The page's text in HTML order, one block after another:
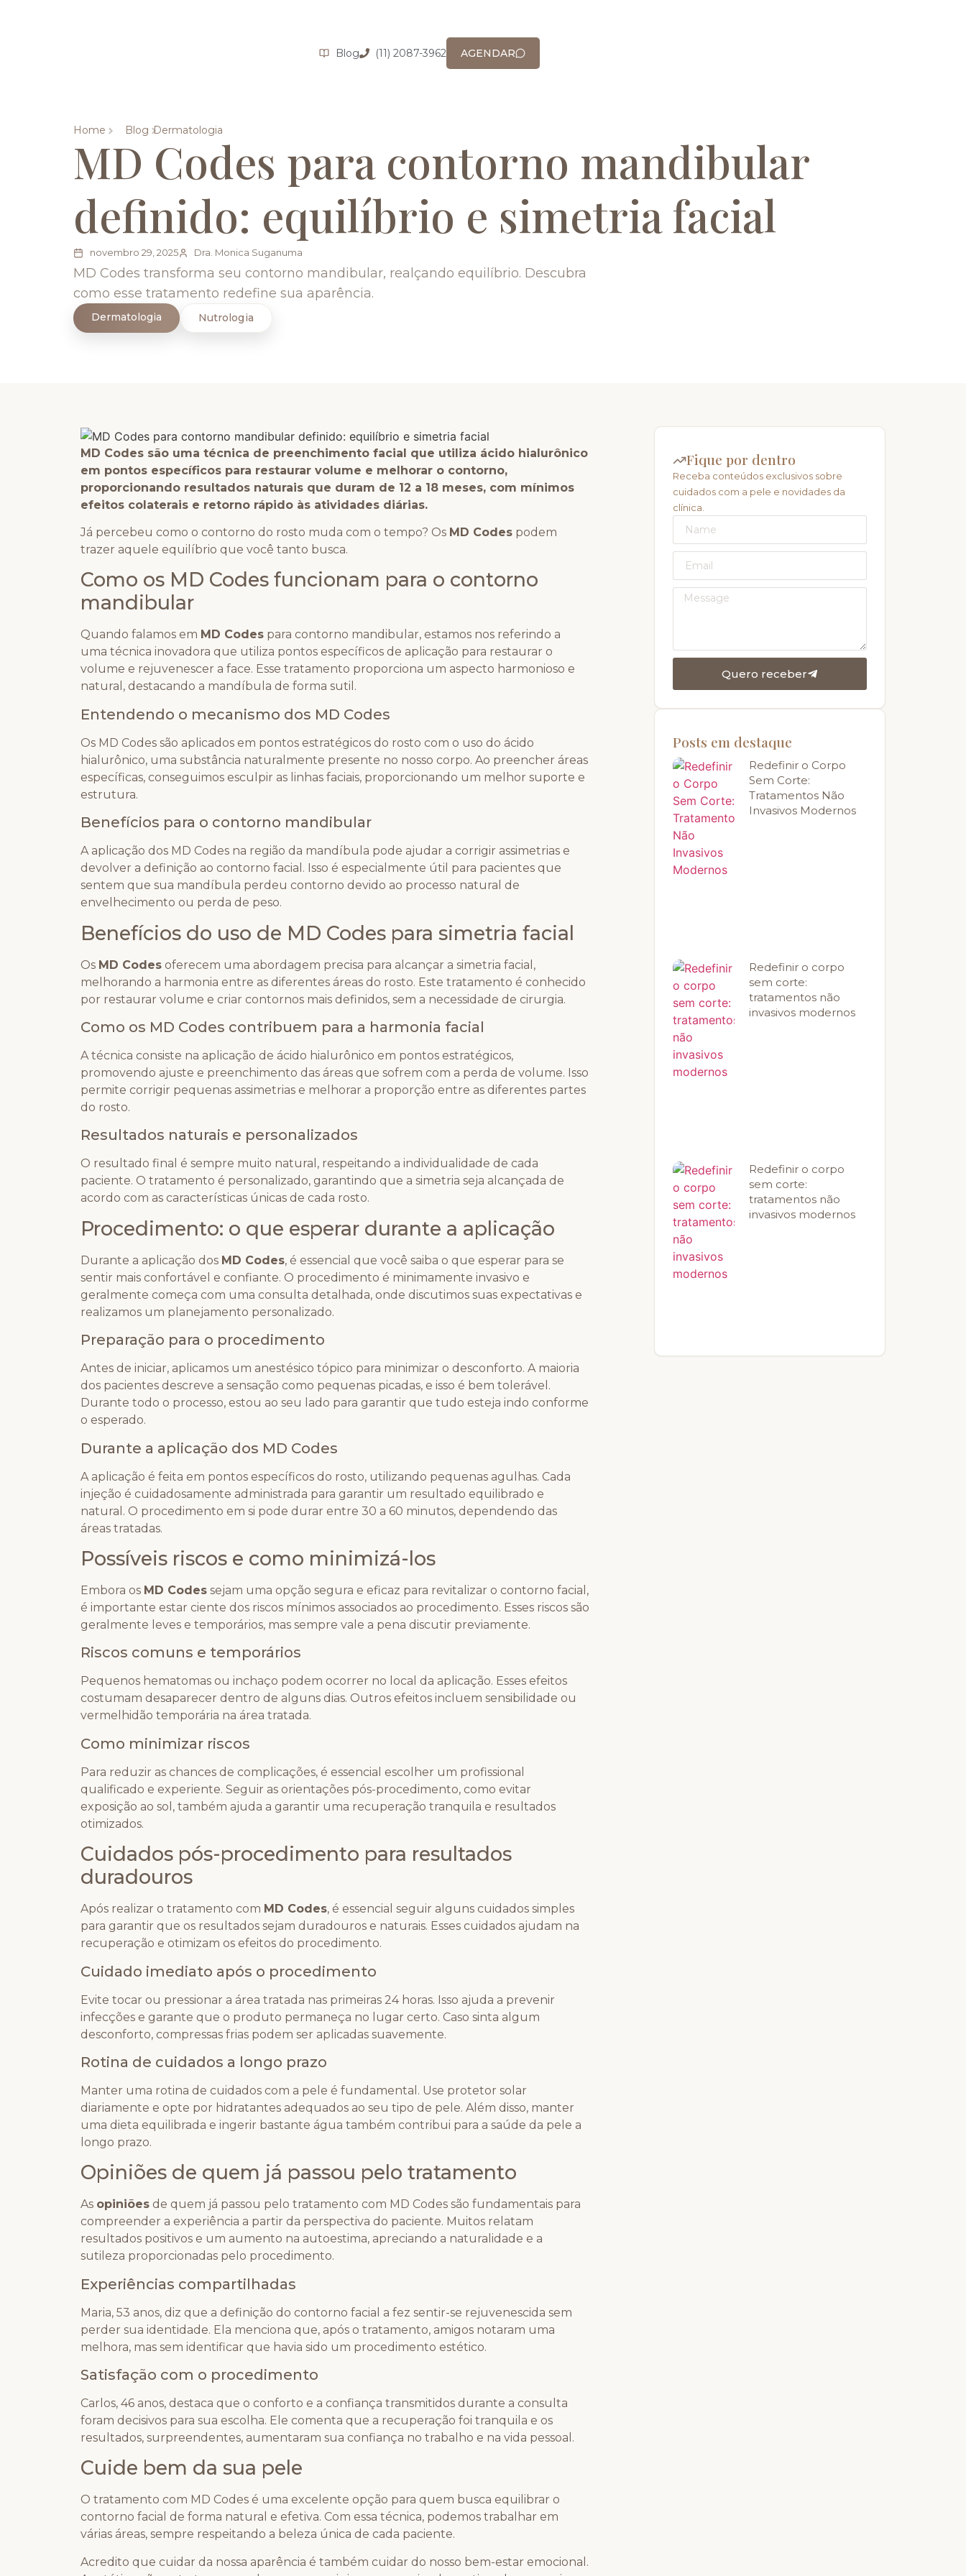
Blog (11) 2087-3962 AGENDAR
Home Blog Dermatologia
MD Codes para contorno mandibular
definido: equilíbrio e simetria facial
novembro 29, 2025 Dra. Monica Suganuma
MD Codes transforma seu contorno mandibular, realçando equilíbrio. Descubra
como esse tratamento redefine sua aparência.
Dermatologia Nutrologia
MD Codes são uma técnica de preenchimento facial que utiliza ácido hialurônico
em pontos específicos para restaurar volume e melhorar o contorno,
proporcionando resultados naturais que duram de 12 a 18 meses, com mínimos
efeitos colaterais e retorno rápido às atividades diárias.
Já percebeu como o contorno do rosto muda com o tempo? Os MD Codes podem
trazer aquele equilíbrio que você tanto busca.
Como os MD Codes funcionam para o contorno
mandibular
Quando falamos em MD Codes para contorno mandibular, estamos nos referindo a
uma técnica inovadora que utiliza pontos específicos de aplicação para restaurar o
volume e rejuvenescer a face. Esse tratamento proporciona um aspecto harmonioso e
natural, destacando a mandíbula de forma sutil.
Entendendo o mecanismo dos MD Codes
Os MD Codes são aplicados em pontos estratégicos do rosto com o uso do ácido
hialurônico, uma substância naturalmente presente no nosso corpo. Ao preencher áreas
específicas, conseguimos esculpir as linhas faciais, proporcionando um melhor suporte e
estrutura.
Benefícios para o contorno mandibular
A aplicação dos MD Codes na região da mandíbula pode ajudar a corrigir assimetrias e
devolver a definição ao contorno facial. Isso é especialmente útil para pacientes que
sentem que sua mandíbula perdeu contorno devido ao processo natural de
envelhecimento ou perda de peso.
Benefícios do uso de MD Codes para simetria facial
Os MD Codes oferecem uma abordagem precisa para alcançar a simetria facial,
melhorando a harmonia entre as diferentes áreas do rosto. Este tratamento é conhecido
por restaurar volume e criar contornos mais definidos, sem a necessidade de cirurgia.
Como os MD Codes contribuem para a harmonia facial
A técnica consiste na aplicação de ácido hialurônico em pontos estratégicos,
promovendo ajuste e preenchimento das áreas que sofrem com a perda de volume. Isso
permite corrigir pequenas assimetrias e melhorar a proporção entre as diferentes partes
do rosto.
Resultados naturais e personalizados
O resultado final é sempre muito natural, respeitando a individualidade de cada
paciente. O tratamento é personalizado, garantindo que a simetria seja alcançada de
acordo com as características únicas de cada rosto.
Procedimento: o que esperar durante a aplicação
Durante a aplicação dos MD Codes, é essencial que você saiba o que esperar para se
sentir mais confortável e confiante. O procedimento é minimamente invasivo e
geralmente começa com uma consulta detalhada, onde discutimos suas expectativas e
realizamos um planejamento personalizado.
Preparação para o procedimento
Antes de iniciar, aplicamos um anestésico tópico para minimizar o desconforto. A maioria
dos pacientes descreve a sensação como pequenas picadas, e isso é bem tolerável.
Durante todo o processo, estou ao seu lado para garantir que tudo esteja indo conforme
o esperado.
Durante a aplicação dos MD Codes
A aplicação é feita em pontos específicos do rosto, utilizando pequenas agulhas. Cada
injeção é cuidadosamente administrada para garantir um resultado equilibrado e
natural. O procedimento em si pode durar entre 30 a 60 minutos, dependendo das
áreas tratadas.
Possíveis riscos e como minimizá-los
Embora os MD Codes sejam uma opção segura e eficaz para revitalizar o contorno facial,
é importante estar ciente dos riscos mínimos associados ao procedimento. Esses riscos são
geralmente leves e temporários, mas sempre vale a pena discutir previamente.
Riscos comuns e temporários
Pequenos hematomas ou inchaço podem ocorrer no local da aplicação. Esses efeitos
costumam desaparecer dentro de alguns dias. Outros efeitos incluem sensibilidade ou
vermelhidão temporária na área tratada.
Como minimizar riscos
Para reduzir as chances de complicações, é essencial escolher um profissional
qualificado e experiente. Seguir as orientações pós-procedimento, como evitar
exposição ao sol, também ajuda a garantir uma recuperação tranquila e resultados
otimizados.
Cuidados pós-procedimento para resultados
duradouros
Após realizar o tratamento com MD Codes, é essencial seguir alguns cuidados simples
para garantir que os resultados sejam duradouros e naturais. Esses cuidados ajudam na
recuperação e otimizam os efeitos do procedimento.
Cuidado imediato após o procedimento
Evite tocar ou pressionar a área tratada nas primeiras 24 horas. Isso ajuda a prevenir
infecções e garante que o produto permaneça no lugar certo. Caso sinta algum
desconforto, compressas frias podem ser aplicadas suavemente.
Rotina de cuidados a longo prazo
Manter uma rotina de cuidados com a pele é fundamental. Use protetor solar
diariamente e opte por hidratantes adequados ao seu tipo de pele. Além disso, manter
uma dieta equilibrada e ingerir bastante água também contribui para a saúde da pele a
longo prazo.
Opiniões de quem já passou pelo tratamento
As opiniões de quem já passou pelo tratamento com MD Codes são fundamentais para
compreender a experiência a partir da perspectiva do paciente. Muitos relatam
resultados positivos e um aumento na autoestima, apreciando a naturalidade e a
sutileza proporcionadas pelo procedimento.
Experiências compartilhadas
Maria, 53 anos, diz que a definição do contorno facial a fez sentir-se rejuvenescida sem
perder sua identidade. Ela menciona que, após o tratamento, amigos notaram uma
melhora, mas sem identificar que havia sido um procedimento estético.
Satisfação com o procedimento
Carlos, 46 anos, destaca que o conforto e a confiança transmitidos durante a consulta
foram decisivos para sua escolha. Ele comenta que a recuperação foi tranquila e os
resultados, surpreendentes, aumentaram sua confiança no trabalho e na vida pessoal.
Cuide bem da sua pele
O tratamento com MD Codes é uma excelente opção para quem busca equilibrar o
contorno facial de forma natural e efetiva. Com essa técnica, podemos trabalhar em
várias áreas, sempre respeitando a beleza única de cada paciente.
Acredito que cuidar da nossa aparência é também cuidar do nosso bem-estar emocional.
Fique por dentro
Receba conteúdos exclusivos sobre
cuidados com a pele e novidades da
clínica.
Quero receber
Posts em destaque
Redefinir o Corpo
Sem Corte:
Tratamentos Não
Invasivos Modernos
Redefinir o corpo
sem corte:
tratamentos não
invasivos modernos
Redefinir o corpo
sem corte:
tratamentos não
invasivos modernos